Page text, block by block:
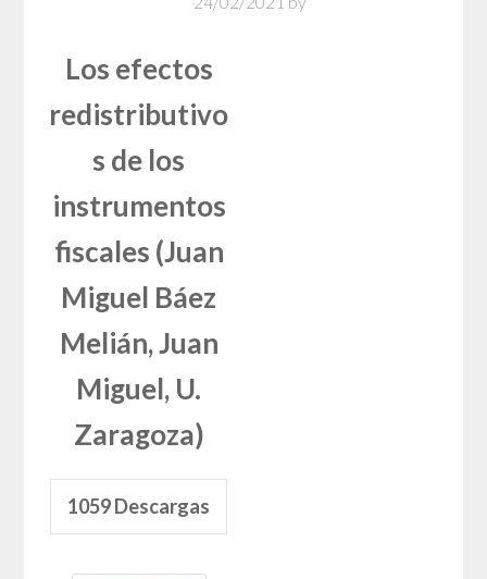
Los efectos
redistributivo
s de los
instrumentos
fiscales (Juan
Miguel Báez
Melián, Juan
Miguel, U.
Zaragoza)
1059Descargas